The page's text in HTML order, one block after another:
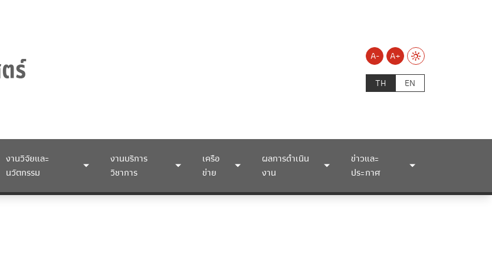
A-
A+
TH
EN
งานวิจัยและ
นวัตกรรม
งานบริการ
วิชาการ
เครือ
ข่าย
ผลการดำเนิน
งาน
ข่าวและ
ประกาศ